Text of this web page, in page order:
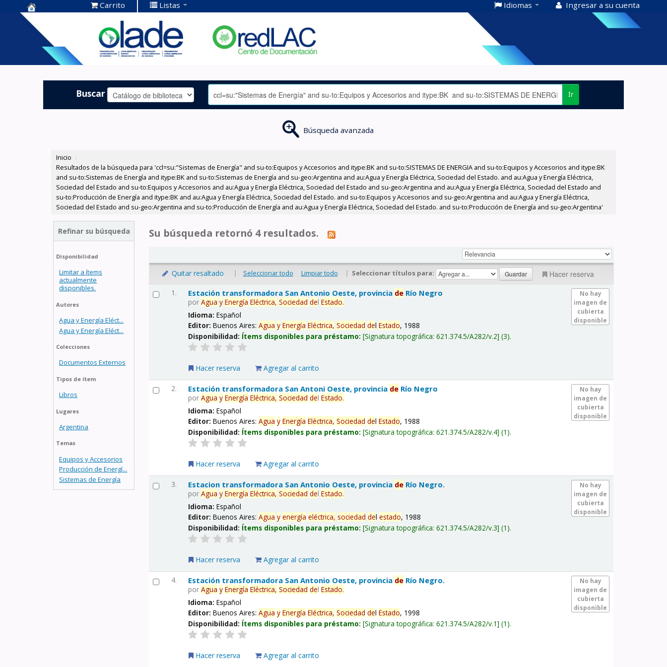
Centro de
Documentación
OLADE -
Carrito Listas Idiomas Ingresar a su cuenta
Buscar Ir
Búsqueda avanzada
Inicio ›
Resultados de la búsqueda para 'ccl=su:"Sistemas de Energía" and su-to:Equipos y Accesorios and itype:BK and su-to:SISTEMAS DE ENERGIA and su-to:Equipos y Accesorios and itype:BK
and su-to:Sistemas de Energía and itype:BK and su-to:Sistemas de Energía and su-geo:Argentina and au:Agua y Energía Eléctrica, Sociedad del Estado. and au:Agua y Energía Eléctrica,
Sociedad del Estado and su-to:Equipos y Accesorios and au:Agua y Energía Eléctrica, Sociedad del Estado and su-geo:Argentina and au:Agua y Energía Eléctrica, Sociedad del Estado and
su-to:Producción de Energía and itype:BK and au:Agua y Energía Eléctrica, Sociedad del Estado. and su-to:Equipos y Accesorios and su-geo:Argentina and au:Agua y Energía Eléctrica,
Sociedad del Estado and su-geo:Argentina and su-to:Producción de Energía and au:Agua y Energía Eléctrica, Sociedad del Estado. and su-to:Producción de Energía and su-geo:Argentina'
Refinar su búsqueda
Disponibilidad
Limitar a ítems
actualmente
disponibles.
Autores
Agua y Energía Eléct...
Agua y Energía Eléct...
Colecciones
Documentos Externos
Tipos de ítem
Libros
Lugares
Argentina
Temas
Equipos y Accesorios
Producción de Energí...
Sistemas de Energía
Su búsqueda retornó 4 resultados.
Quitar resaltado | Seleccionar todo Limpiar todo | Seleccionar títulos para: Hacer reserva
1.
No hay
imagen de
cubierta
disponible
Estación transformadora San Antonio Oeste, provincia de Río Negro
porAgua y Energía Eléctrica, Sociedad delEstado.
Idioma:Español
Editor:Buenos Aires:Agua y Energía Eléctrica, Sociedad delEstado, 1988
Disponibilidad: Ítems disponibles para préstamo: Signatura topográfica:621.374.5/A282/v.2 (3).
Hacer reserva Agregar al carrito
2.
No hay
imagen de
cubierta
disponible
Estación transformadora San Antoni Oeste, provincia de Río Negro
porAgua y Energía Eléctrica, Sociedad delEstado.
Idioma:Español
Editor:Buenos Aires:Agua y Energía Eléctrica, Sociedad delEstado, 1988
Disponibilidad: Ítems disponibles para préstamo: Signatura topográfica:621.374.5/A282/v.4 (1).
Hacer reserva Agregar al carrito
3.
No hay
imagen de
cubierta
disponible
Estacion transformadora San Antonio Oeste, provincia de Río Negro.
porAgua y Energía Eléctrica, Sociedad delEstado.
Idioma:Español
Editor:Buenos Aires:Agua y energía eléctrica, sociedad delestado, 1988
Disponibilidad: Ítems disponibles para préstamo: Signatura topográfica:621.374.5/A282/v.3 (1).
Hacer reserva Agregar al carrito
4.
No hay
imagen de
cubierta
disponible
Estación transformadora San Antonio Oeste, provincia de Río Negro.
porAgua y Energía Eléctrica, Sociedad delEstado.
Idioma:Español
Editor:Buenos Aires:Agua y Energía Eléctrica, Sociedad delEstado, 1998
Disponibilidad: Ítems disponibles para préstamo: Signatura topográfica:621.374.5/A282/v.1 (1).
Hacer reserva Agregar al carrito